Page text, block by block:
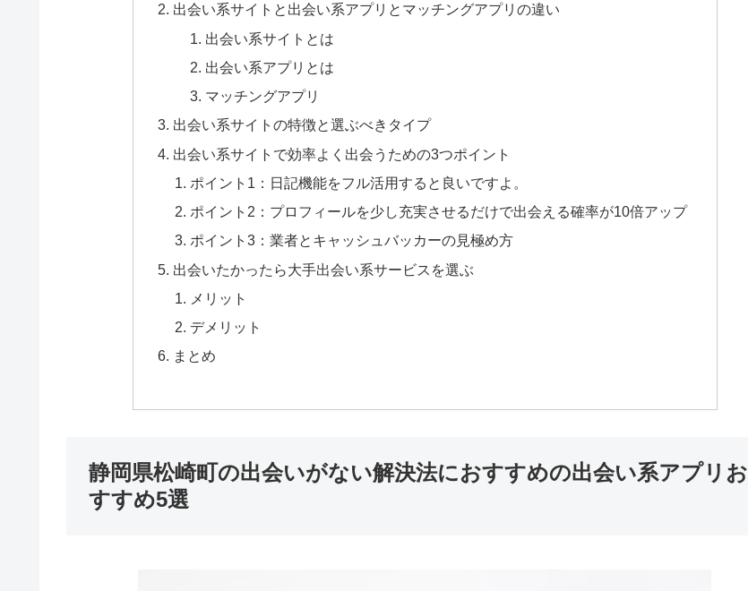
出会い系サイトと出会い系アプリとマッチングアプリの違い
出会い系サイトとは
出会い系アプリとは
マッチングアプリ
出会い系サイトの特徴と選ぶべきタイプ
出会い系サイトで効率よく出会うための3つポイント
ポイント1：日記機能をフル活用すると良いですよ。
ポイント2：プロフィールを少し充実させるだけで出会える確率が10倍アップ
ポイント3：業者とキャッシュバッカーの見極め方
出会いたかったら大手出会い系サービスを選ぶ
メリット
デメリット
まとめ
静岡県松崎町の出会いがない解決法におすすめの出会い系アプリお
すすめ5選